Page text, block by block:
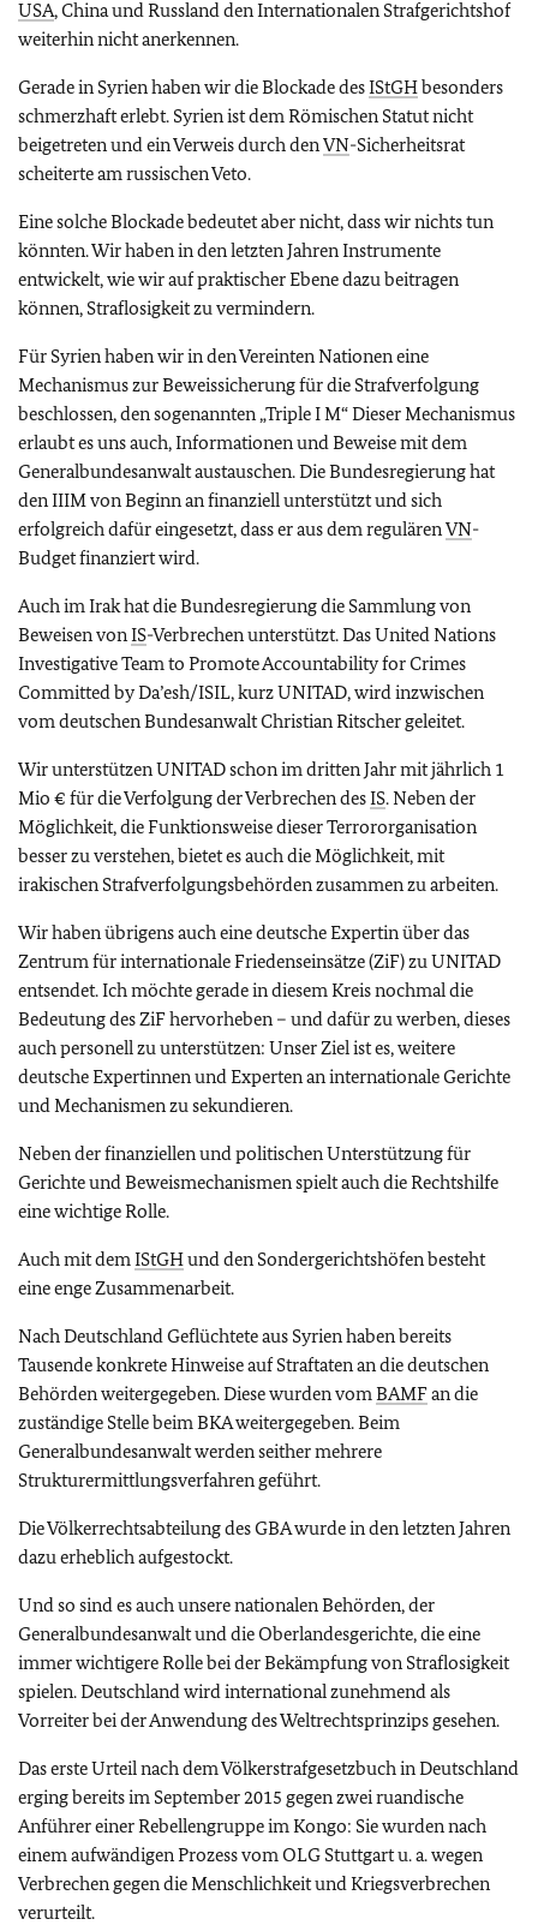
USA, China und Russland den Internationalen Strafgerichtshof
weiterhin nicht anerkennen.
Gerade in Syrien haben wir die Blockade desIStGHbesonders
schmerzhaft erlebt. Syrien ist dem Römischen Statut nicht
beigetreten und ein Verweis durch denVN-Sicherheitsrat
scheiterte am russischen Veto.
Eine solche Blockade bedeutet aber nicht, dass wir nichts tun
könnten. Wir haben in den letzten Jahren Instrumente
entwickelt, wie wir auf praktischer Ebene dazu beitragen
können, Straflosigkeit zu vermindern.
Für Syrien haben wir in den Vereinten Nationen eine
Mechanismus zur Beweissicherung für die Strafverfolgung
beschlossen, den sogenannten „Triple I M“ Dieser Mechanismus
erlaubt es uns auch, Informationen und Beweise mit dem
Generalbundesanwalt austauschen. Die Bundesregierung hat
den IIIM von Beginn an finanziell unterstützt und sich
erfolgreich dafür eingesetzt, dass er aus dem regulärenVN-
Budget finanziert wird.
Auch im Irak hat die Bundesregierung die Sammlung von
Beweisen vonIS-Verbrechen unterstützt. Das United Nations
Investigative Team to Promote Accountability for Crimes
Committed by Da’esh/ISIL, kurz UNITAD, wird inzwischen
vom deutschen Bundesanwalt Christian Ritscher geleitet.
Wir unterstützen UNITAD schon im dritten Jahr mit jährlich 1
Mio € für die Verfolgung der Verbrechen desIS. Neben der
Möglichkeit, die Funktionsweise dieser Terrororganisation
besser zu verstehen, bietet es auch die Möglichkeit, mit
irakischen Strafverfolgungsbehörden zusammen zu arbeiten.
Wir haben übrigens auch eine deutsche Expertin über das
Zentrum für internationale Friedenseinsätze (ZiF) zu UNITAD
entsendet. Ich möchte gerade in diesem Kreis nochmal die
Bedeutung des ZiF hervorheben – und dafür zu werben, dieses
auch personell zu unterstützen: Unser Ziel ist es, weitere
deutsche Expertinnen und Experten an internationale Gerichte
und Mechanismen zu sekundieren.
Neben der finanziellen und politischen Unterstützung für
Gerichte und Beweismechanismen spielt auch die Rechtshilfe
eine wichtige Rolle.
Auch mit demIStGHund den Sondergerichtshöfen besteht
eine enge Zusammenarbeit.
Nach Deutschland Geflüchtete aus Syrien haben bereits
Tausende konkrete Hinweise auf Straftaten an die deutschen
Behörden weitergegeben. Diese wurden vomBAMFan die
zuständige Stelle beim BKA weitergegeben. Beim
Generalbundesanwalt werden seither mehrere
Strukturermittlungsverfahren geführt.
Die Völkerrechtsabteilung des GBA wurde in den letzten Jahren
dazu erheblich aufgestockt.
Und so sind es auch unsere nationalen Behörden, der
Generalbundesanwalt und die Oberlandesgerichte, die eine
immer wichtigere Rolle bei der Bekämpfung von Straflosigkeit
spielen. Deutschland wird international zunehmend als
Vorreiter bei der Anwendung des Weltrechtsprinzips gesehen.
Das erste Urteil nach dem Völkerstrafgesetzbuch in Deutschland
erging bereits im September 2015 gegen zwei ruandische
Anführer einer Rebellengruppe im Kongo: Sie wurden nach
einem aufwändigen Prozess vom OLG Stuttgart u. a. wegen
Verbrechen gegen die Menschlichkeit und Kriegsverbrechen
verurteilt.